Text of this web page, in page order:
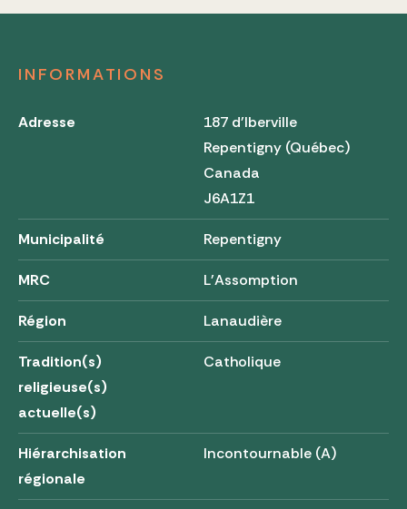
INFORMATIONS
Adresse
187 d'Iberville
Repentigny (Québec)
Canada
J6A1Z1
Municipalité Repentigny
MRC L'Assomption
Région Lanaudière
Tradition(s)
religieuse(s)
actuelle(s)
Catholique
Hiérarchisation
régionale
Incontournable (A)